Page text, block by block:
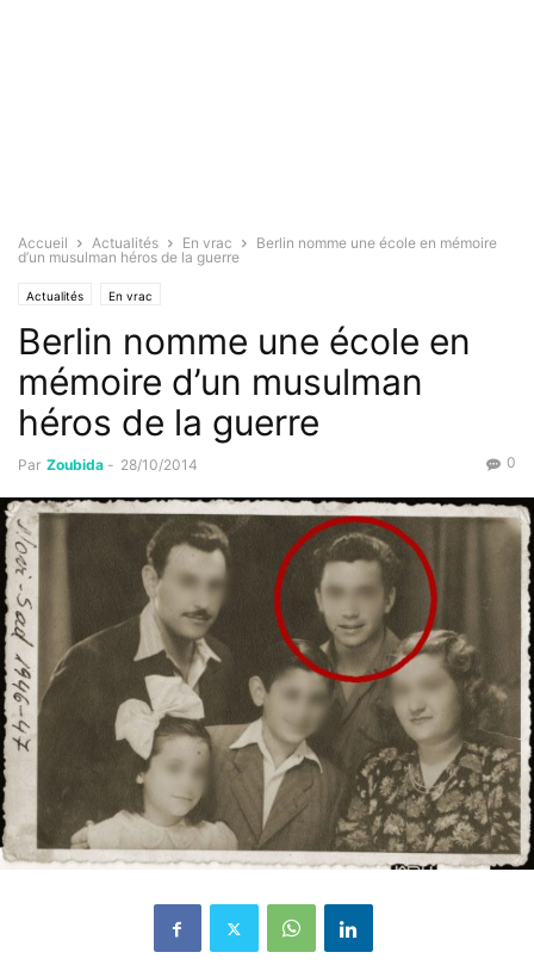
Accueil Actualités En vrac
Berlin nomme une école en mémoire
d’un musulman héros de la guerre
Actualités En vrac
Berlin nomme une école en
mémoire d’un musulman
héros de la guerre
Par Zoubida - 28/10/2014 0